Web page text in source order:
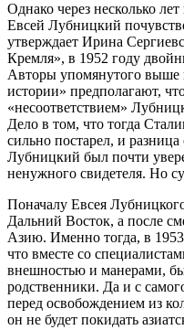
Однако через несколько
Евсей Лубницкий
утверждает Ирина
Кремля», в 1952 году
Авторы упомянутого выше
истории» предполагают,
«несоответствием»
Дело в том, что тогда
сильно постарел, и
Лубницкий был почти
ненужного свидетеля. Но
Поначалу Евсея
Дальний Восток, а после
Азию. Именно тогда, в
что вместе со
внешностью и манерами,
родственники. Да и с
перед освобождением из
он не будет покидать